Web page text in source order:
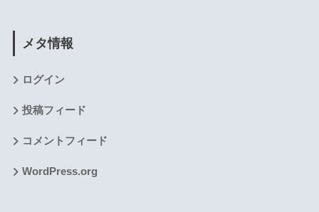
メタ情報
ログイン
投稿フィード
コメントフィード
WordPress.org